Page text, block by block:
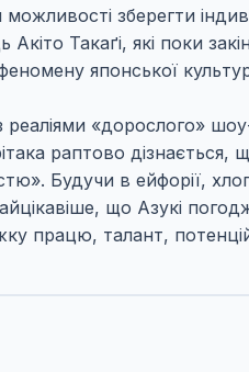
зберегти
Такаґі, які поки
японської
«дорослого»
раптово дізнається,
Будучи в ейфорії,
що Азукі
працю, талант,